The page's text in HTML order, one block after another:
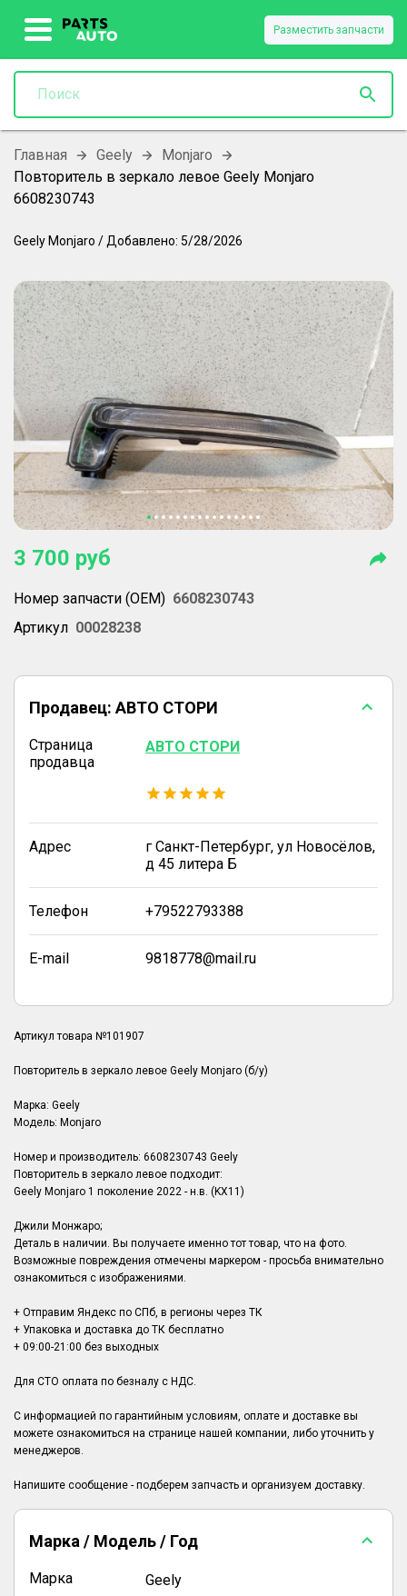
Разместить запчасти
Главная Geely
Monjaro
Повторитель в зеркало левое Geely Monjaro
6608230743
Geely Monjaro / Добавлено: 5/28/2026
3 700 руб
Номер запчасти (OEM) 6608230743
Артикул 00028238
Продавец: АВТО СТОРИ
Страница
продавца
АВТО СТОРИ
Адрес
г Санкт-Петербург, ул Новосёлов,
д 45 литера Б
Телефон +79522793388
E-mail 9818778@mail.ru
Артикул товара №101907
Повторитель в зеркало левое Geely Monjaro (б/у)
Марка: Geely
Модель: Monjaro
Номер и производитель: 6608230743 Geely
Повторитель в зеркало левое подходит:
Geely Monjaro 1 поколение 2022 - н.в. (KX11)
Джили Монжаро;
Деталь в наличии. Вы получаете именно тот товар, что на фото.
Возможные повреждения отмечены маркером - просьба внимательно
ознакомиться с изображениями.
+ Отправим Яндекс по СПб, в регионы через ТК
+ Упаковка и доставка до ТК бесплатно
+ 09:00-21:00 без выходных
Для СТО оплата по безналу с НДС.
С информацией по гарантийным условиям, оплате и доставке вы
можете ознакомиться на странице нашей компании, либо уточнить у
менеджеров.
Марка / Модель / Год
Марка Geely